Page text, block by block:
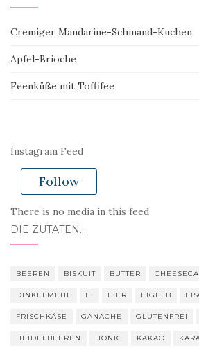
Cremiger Mandarine-Schmand-Kuchen
Apfel-Brioche
Feenküße mit Toffifee
Instagram Feed
Follow
There is no media in this feed
DIE ZUTATEN…
BEEREN BISKUIT BUTTER
DINKELMEHL EI EIER EIGELB
FRISCHKÄSE GANACHE GLUTENFREI
HEIDELBEEREN HONIG KAKAO